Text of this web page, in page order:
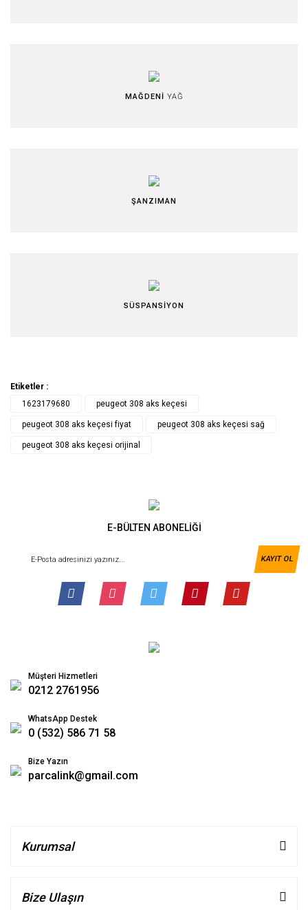
MAĞDENİ YAĞ
ŞANZIMAN
SÜSPANSİYON
Etiketler :
1623179680
peugeot 308 aks keçesi
peugeot 308 aks keçesi fiyat peugeot 308 aks keçesi sağ
peugeot 308 aks keçesi orijinal
E-BÜLTEN ABONELİĞİ
KAYIT OL
Müşteri Hizmetleri
0212 2761956
WhatsApp Destek
0 (532) 586 71 58
Bize Yazın
parcalink@gmail.com
Kurumsal
Bize Ulaşın